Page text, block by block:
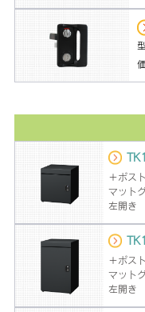
＋ポス
マット
左開き
＋ポス
マット
左開き